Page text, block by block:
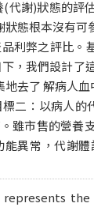
謝)狀態的評
態根本沒有
利弊之評比
，我們設計
去了 解病人
二：以病人
雖市售的營養
異常，代謝
the